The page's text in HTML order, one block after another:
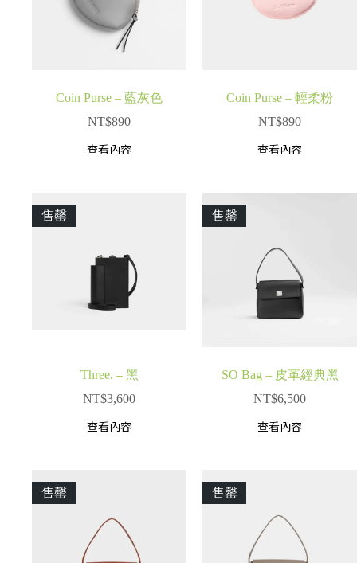
Coin Purse – 藍灰色
NT$890
查看內容
Coin Purse – 輕柔粉
NT$890
查看內容
售罄
Three. – 黑
NT$3,600
查看內容
售罄
SO Bag – 皮革經典黑
NT$6,500
查看內容
售罄 售罄